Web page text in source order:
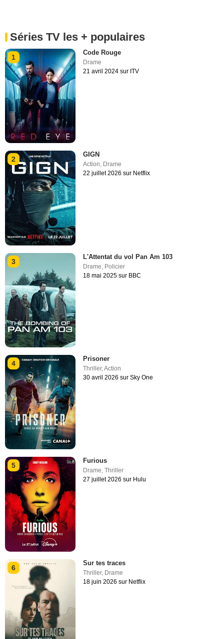
Séries TV les + populaires
1
Code Rouge
Drame
21 avril 2024 sur ITV
2
GIGN
Action, Drame
22 juillet 2026 sur Netflix
3
L'Attentat du vol Pan Am 103
Drame Policier
18 mai 2025 sur BBC
4
Prisoner
Thriller,Action
30 avril 2026 sur Sky One
5
Furious
Drame,Thriller
27 juillet 2026 sur Hulu
6
Sur tes traces
Thriller, Drame
18 juin 2026 sur Netflix